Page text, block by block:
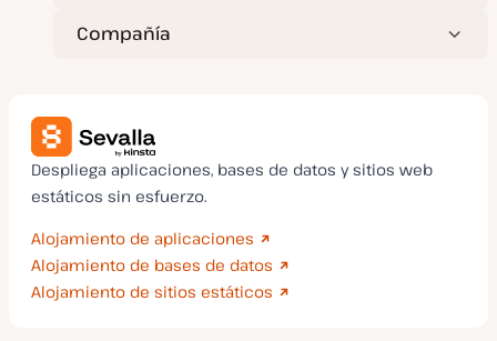
Compañía
Despliega aplicaciones, bases de datos y sitios web
estáticos sin esfuerzo.
Alojamiento de aplicaciones
Alojamiento de bases de datos
Alojamiento de sitios estáticos